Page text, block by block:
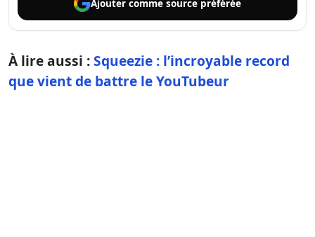
Ajouter comme source préférée
À lire aussi :Squeezie : l’incroyable record
que vient de battre le YouTubeur